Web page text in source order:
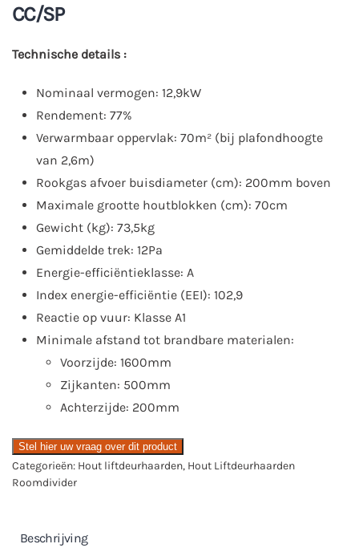
CC/SP
Technische details :
Nominaal vermogen: 12,9kW
Rendement: 77%
Verwarmbaar oppervlak: 70m² (bij plafondhoogte
van 2,6m)
Rookgas afvoer buisdiameter (cm): 200mm boven
Maximale grootte houtblokken (cm): 70cm
Gewicht (kg): 73,5kg
Gemiddelde trek: 12Pa
Energie-efficiëntieklasse: A
Index energie-efficiëntie (EEI): 102,9
Reactie op vuur: Klasse A1
Minimale afstand tot brandbare materialen:
Voorzijde: 1600mm
Zijkanten: 500mm
Achterzijde: 200mm
Stel hier uw vraag over dit product
Categorieën: Hout liftdeurhaarden, Hout Liftdeurhaarden
Roomdivider
Beschrijving